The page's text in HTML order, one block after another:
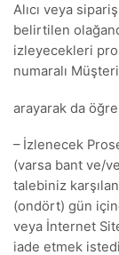
Alıcı veya
belirtilen
izleyecekleri
numaralı
arayarak da
– İzlenecek
(varsa bant ve/
talebiniz
(ondört) gün
veya İnternet
iade etmek